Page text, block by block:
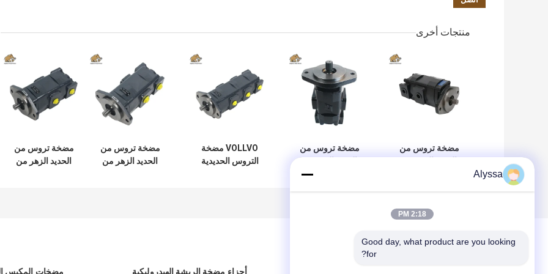
منتجات أخرى
مضخة تروس من
مضخة تروس من
فولفو VOE
VOLLVO مضخة
التروس الحديدية
مضخة تروس من
الحديد الزهر من
مضخة تروس من
الحديد الزهر من
مضخات المكبس أجزاء مضخة الريشة الهيدروليكية
Alyssa
2:18 PM
Good day, what product are you looking
for?